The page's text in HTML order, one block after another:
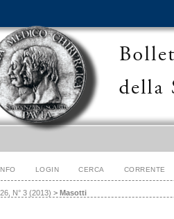
LOGIN CERCA CORRENTE
N° 3 (2013) >Masotti